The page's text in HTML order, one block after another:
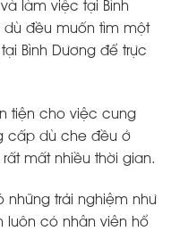
làm việc tại Bình
dù đều muốn tìm một
Bình Dương để trực
tiện cho việc cung
cấp dù che đều ở
rất mất nhiều thời gian.
trải nghiệm như
luôn có nhân viên hổ